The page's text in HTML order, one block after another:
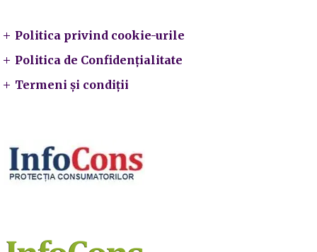
Politica privind cookie-urile
Politica de Confidențialitate
Termeni și condiții